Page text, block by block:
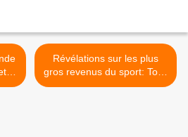
Révélations sur les plus
gros revenus du sport: Tony
Parker, Paul Pogba, Karim